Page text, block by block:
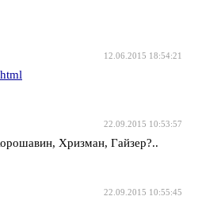
12.06.2015 18:54:21
22.09.2015 10:53:57
Хризман, Гайзер?..
22.09.2015 10:55:45